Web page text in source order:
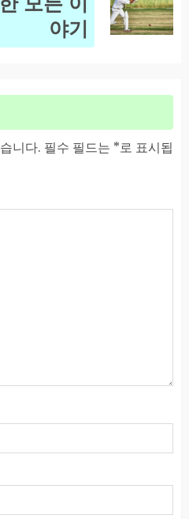
야기
니다. 필수 필드는 *로 표시됩